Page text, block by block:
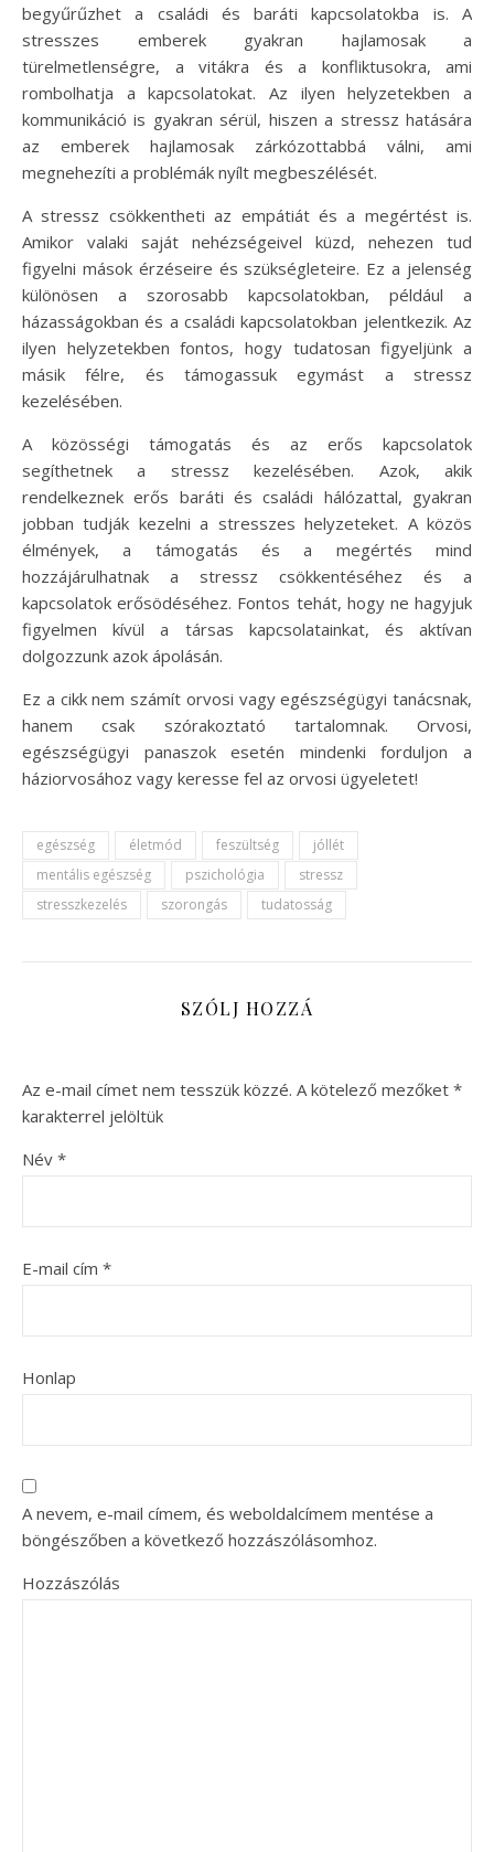
begyűrűzhet a családi és baráti kapcsolatokba is. A
stresszes emberek gyakran hajlamosak a
türelmetlenségre, a vitákra és a konfliktusokra, ami
rombolhatja a kapcsolatokat. Az ilyen helyzetekben a
kommunikáció is gyakran sérül, hiszen a stressz hatására
az emberek hajlamosak zárkózottabbá válni, ami
megnehezíti a problémák nyílt megbeszélését.
A stressz csökkentheti az empátiát és a megértést is.
Amikor valaki saját nehézségeivel küzd, nehezen tud
figyelni mások érzéseire és szükségleteire. Ez a jelenség
különösen a szorosabb kapcsolatokban, például a
házasságokban és a családi kapcsolatokban jelentkezik. Az
ilyen helyzetekben fontos, hogy tudatosan figyeljünk a
másik félre, és támogassuk egymást a stressz
kezelésében.
A közösségi támogatás és az erős kapcsolatok
segíthetnek a stressz kezelésében. Azok, akik
rendelkeznek erős baráti és családi hálózattal, gyakran
jobban tudják kezelni a stresszes helyzeteket. A közös
élmények, a támogatás és a megértés mind
hozzájárulhatnak a stressz csökkentéséhez és a
kapcsolatok erősödéséhez. Fontos tehát, hogy ne hagyjuk
figyelmen kívül a társas kapcsolatainkat, és aktívan
dolgozzunk azok ápolásán.
Ez a cikk nem számít orvosi vagy egészségügyi tanácsnak,
hanem csak szórakoztató tartalomnak. Orvosi,
egészségügyi panaszok esetén mindenki forduljon a
háziorvosához vagy keresse fel az orvosi ügyeletet!
egészség életmód feszültség
jóllét
mentális egészség
pszichológia
stressz
stresszkezelés
szorongás tudatosság
SZÓLJ HOZZÁ
Az e-mail címet nem tesszük közzé. A kötelező mezőket *
karakterrel jelöltük
Név *
E-mail cím *
Honlap
A nevem, e-mail címem, és weboldalcímem mentése a
böngészőben a következő hozzászólásomhoz.
Hozzászólás